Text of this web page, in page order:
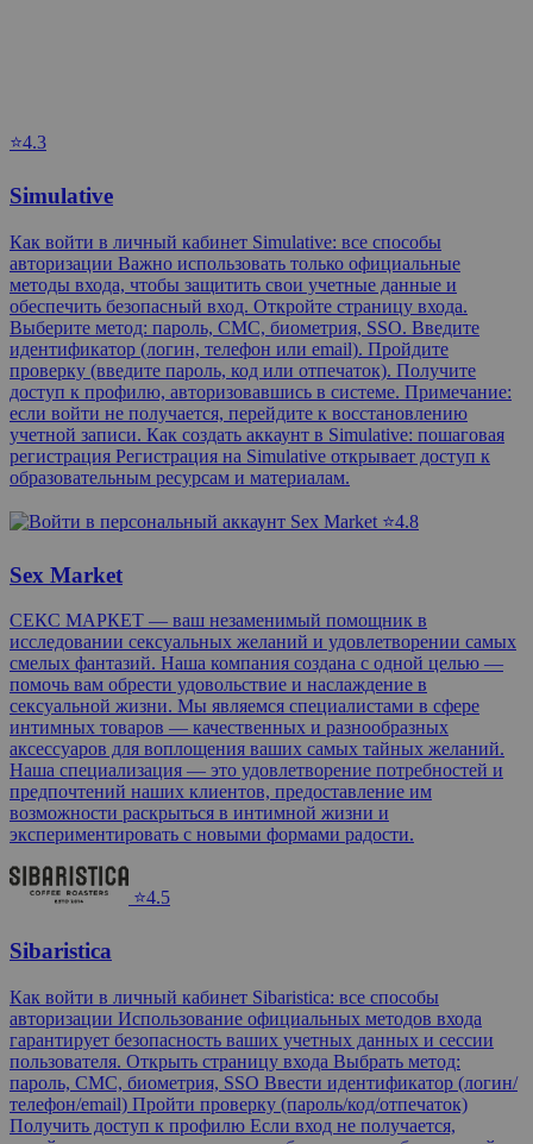
⭐4.3
Simulative
Как войти в личный кабинет Simulative: все способы
авторизации Важно использовать только официальные
методы входа, чтобы защитить свои учетные данные и
обеспечить безопасный вход. Откройте страницу входа.
Выберите метод: пароль, СМС, биометрия, SSO. Введите
идентификатор (логин, телефон или email). Пройдите
проверку (введите пароль, код или отпечаток). Получите
доступ к профилю, авторизовавшись в системе. Примечание:
если войти не получается, перейдите к восстановлению
учетной записи. Как создать аккаунт в Simulative: пошаговая
регистрация Регистрация на Simulative открывает доступ к
образовательным ресурсам и материалам.
⭐4.8
Sex Market
СЕКС МАРКЕТ — ваш незаменимый помощник в
исследовании сексуальных желаний и удовлетворении самых
смелых фантазий. Наша компания создана с одной целью —
помочь вам обрести удовольствие и наслаждение в
сексуальной жизни. Мы являемся специалистами в сфере
интимных товаров — качественных и разнообразных
аксессуаров для воплощения ваших самых тайных желаний.
Наша специализация — это удовлетворение потребностей и
предпочтений наших клиентов, предоставление им
возможности раскрыться в интимной жизни и
экспериментировать с новыми формами радости.
⭐4.5
Sibaristica
Как войти в личный кабинет Sibaristica: все способы
авторизации Использование официальных методов входа
гарантирует безопасность ваших учетных данных и сессии
пользователя. Открыть страницу входа Выбрать метод:
пароль, СМС, биометрия, SSO Ввести идентификатор (логин/
телефон/email) Пройти проверку (пароль/код/отпечаток)
Получить доступ к профилю Если вход не получается,